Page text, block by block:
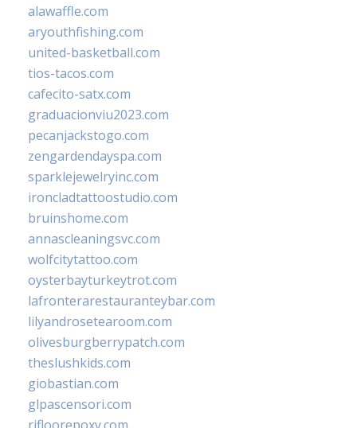
alawaffle.com
aryouthfishing.com
united-basketball.com
tios-tacos.com
cafecito-satx.com
graduacionviu2023.com
pecanjackstogo.com
zengardendayspa.com
sparklejewelryinc.com
ironcladtattoostudio.com
bruinshome.com
annascleaningsvc.com
wolfcitytattoo.com
oysterbayturkeytrot.com
lafronterarestauranteybar.com
lilyandrosetearoom.com
olivesburgberrypatch.com
theslushkids.com
giobastian.com
glpascensori.com